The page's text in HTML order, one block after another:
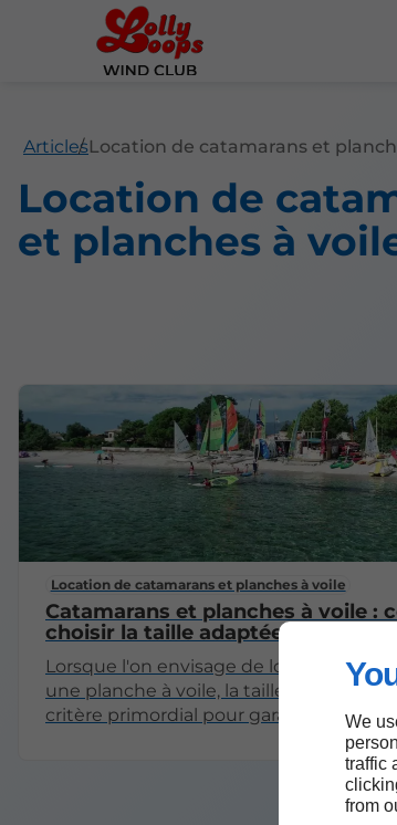
We
traffic
from
Articles
Location de
et planches à
Location de catamarans et planches à voile
Catamarans et planches à voile :
choisir la taille adaptée ?
Lorsque l'on envisage de louer un
une planche à voile, la taille de
critère primordial pour garantir une
agréable et sécurisée. Cet article vous
comprendre comment choisir la taille
abordant divers aspects comme la
niveau de pratique, ainsi que les